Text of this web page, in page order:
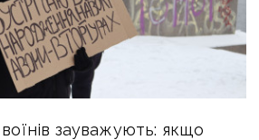
зауважують: якщо